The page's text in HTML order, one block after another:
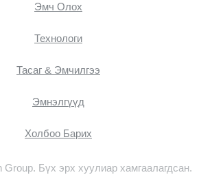
Эмч Oлох
Технологи
Тасаг & Эмчилгээ
Эмнэлгүүд
Холбоо Барих
Бүх эрх хуулиар хамгаалагдсан.